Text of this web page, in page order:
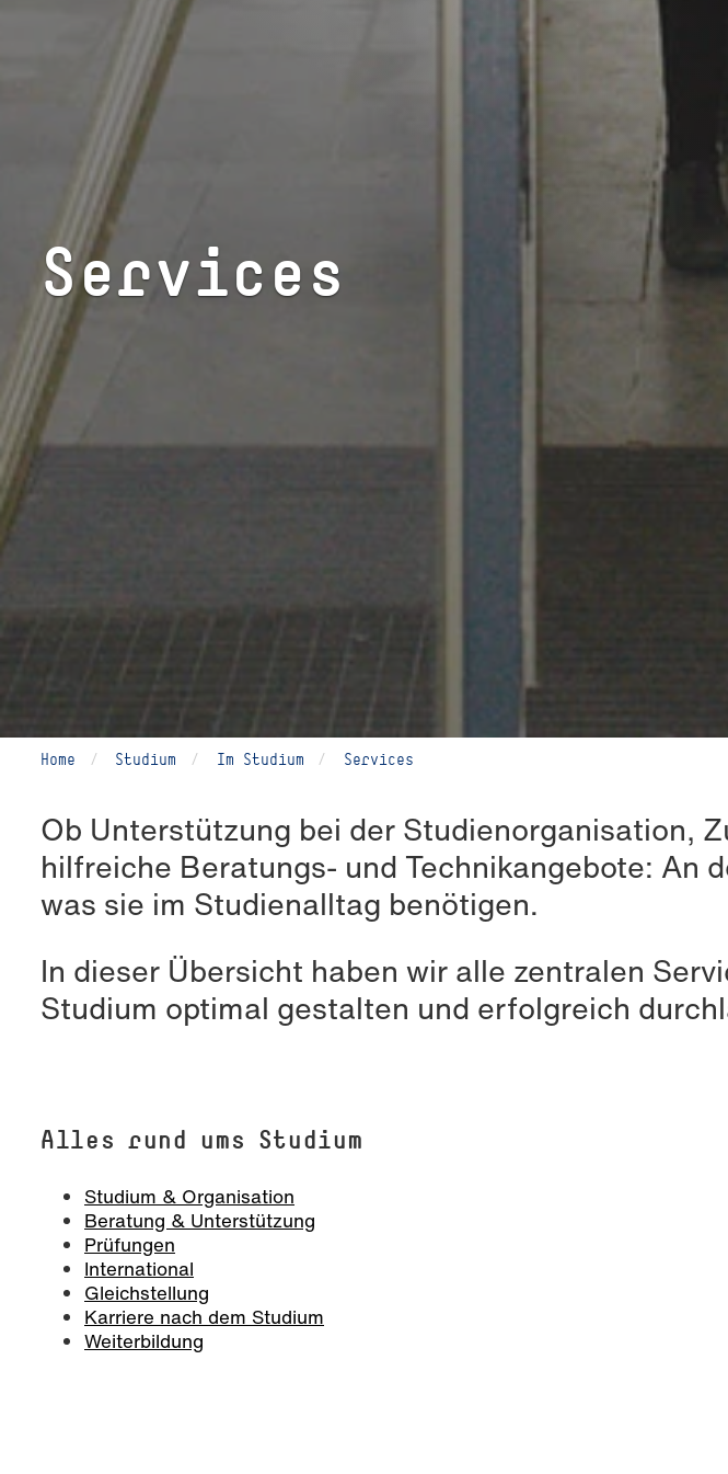
Services
Home Studium Im Studium Services
Ob Unterstützung bei der Studienorganisation,
hilfreiche Beratungs- und Technikangebote: An
was sie im Studienalltag benötigen.
In dieser Übersicht haben wir alle zentralen
Studium optimal gestalten und erfolgreich
Alles rund ums Studium
Studium & Organisation
Beratung & Unterstützung
Prüfungen
International
Gleichstellung
Karriere nach dem Studium
Weiterbildung